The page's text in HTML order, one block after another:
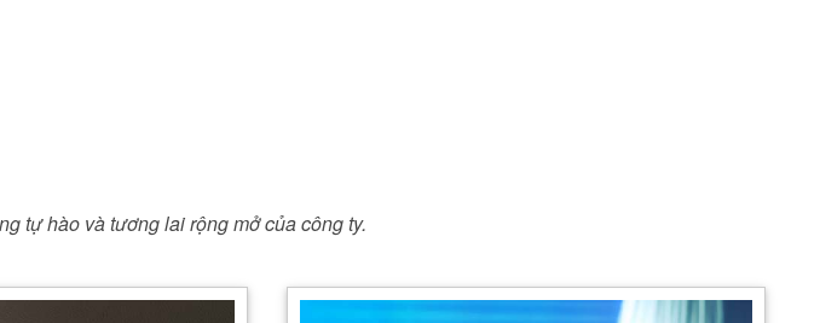
tự hào và tương lai rộng mở của công ty.